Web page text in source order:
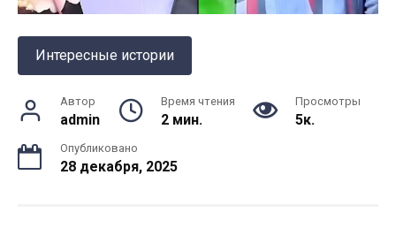
Интересные истории
Автор
admin
Время чтения
2 мин.
Просмотры
5к.
Опубликовано
28 декабря, 2025